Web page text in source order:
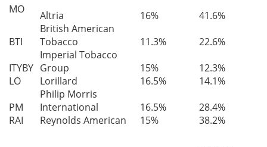
MO Altria 16%
41.6%
BTI
British American
Tobacco
11.3%
22.6%
ITYBY
Imperial Tobacco
Group
15%
12.3%
LO
Lorillard 16.5%
14.1%
PM
Philip Morris
International
16.5%
28.4%
RAI
Reynolds American 15% 38.2%